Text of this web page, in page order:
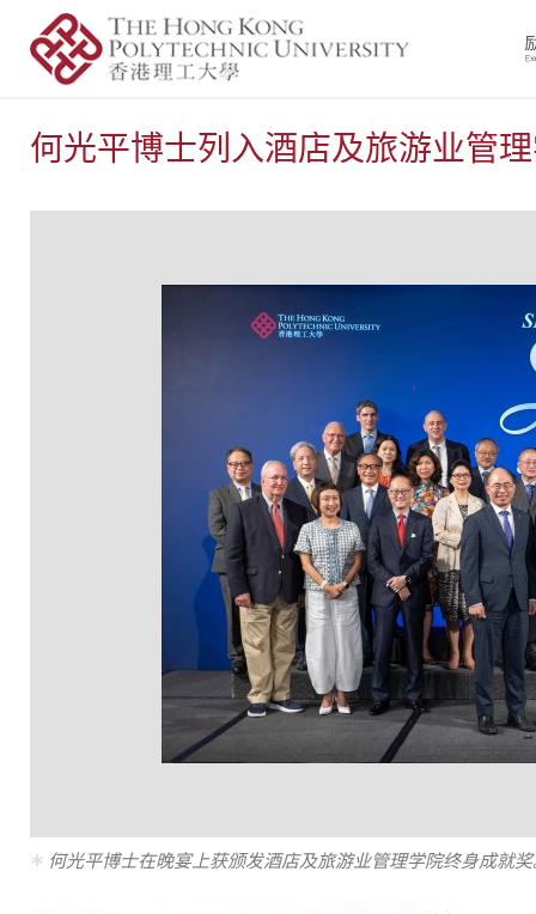
何光平博士列入酒店及旅游业管
何光平博士在晚宴上获颁发酒店及旅游业管理学院终身成就